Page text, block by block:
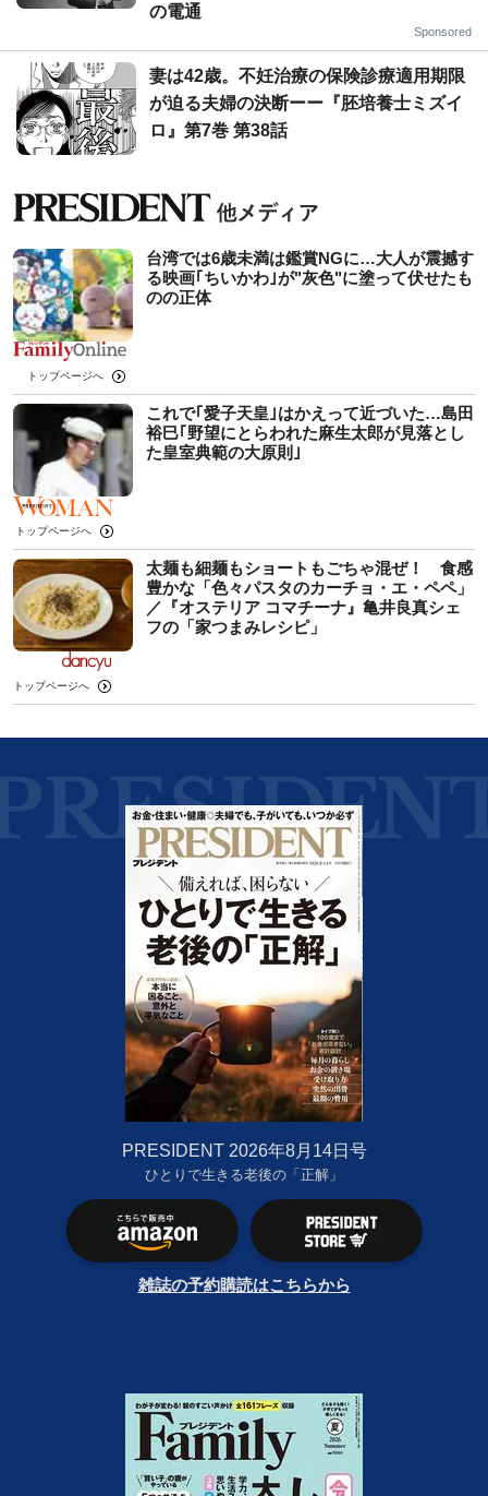
の電通
Sponsored
妻は42歳。不妊治療の保険診療適用期限
が迫る夫婦の決断ーー『胚培養士ミズイ
ロ』第7巻 第38話
台湾では6歳未満は鑑賞NGに…大人が震撼す
る映画｢ちいかわ｣が"灰色"に塗って伏せたも
のの正体
トップページへ
これで｢愛子天皇｣はかえって近づいた…島田
裕巳｢野望にとらわれた麻生太郎が見落とし
た皇室典範の大原則｣
トップページへ
太麺も細麺もショートもごちゃ混ぜ！ 食感
豊かな「色々パスタのカーチョ・エ・ペペ」
／『オステリア コマチーナ』亀井良真シェ
フの「家つまみレシピ」
トップページへ
PRESIDENT 2026年8月14日号
ひとりで生きる老後の「正解」
雑誌の予約購読はこちらから